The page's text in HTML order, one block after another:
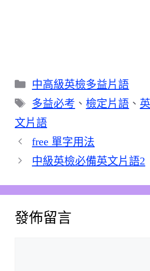
分
類
中高級英檢多益片語
標
籤
多益必考 、 檢定片語 、
文片語
free 單字用法
中級英檢必備英文片語2
發佈留言